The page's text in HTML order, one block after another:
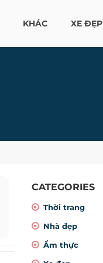
KHÁC XE ĐẸP
CATEGORIES
Thời trang
Nhà đẹp
Ẩm thực